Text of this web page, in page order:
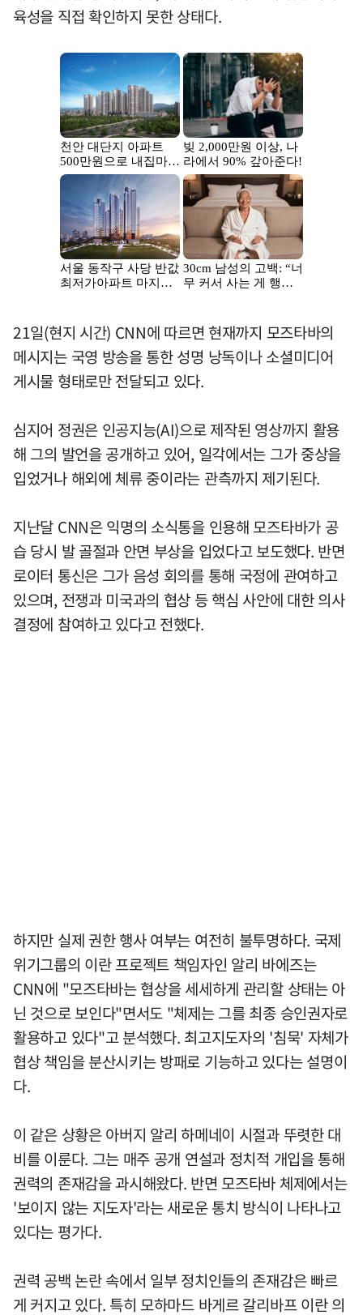
육성을 직접 확인하지 못한 상태다.
21일(현지 시간) CNN에 따르면 현재까지 모즈타바의
메시지는 국영 방송을 통한 성명 낭독이나 소셜미디어
게시물 형태로만 전달되고 있다.
심지어 정권은 인공지능(AI)으로 제작된 영상까지 활용
해 그의 발언을 공개하고 있어, 일각에서는 그가 중상을
입었거나 해외에 체류 중이라는 관측까지 제기된다.
지난달 CNN은 익명의 소식통을 인용해 모즈타바가 공
습 당시 발 골절과 안면 부상을 입었다고 보도했다. 반면
로이터 통신은 그가 음성 회의를 통해 국정에 관여하고
있으며, 전쟁과 미국과의 협상 등 핵심 사안에 대한 의사
결정에 참여하고 있다고 전했다.
하지만 실제 권한 행사 여부는 여전히 불투명하다. 국제
위기그룹의 이란 프로젝트 책임자인 알리 바에즈는
CNN에 "모즈타바는 협상을 세세하게 관리할 상태는 아
닌 것으로 보인다"면서도 "체제는 그를 최종 승인권자로
활용하고 있다"고 분석했다. 최고지도자의 '침묵' 자체가
협상 책임을 분산시키는 방패로 기능하고 있다는 설명이
다.
이 같은 상황은 아버지 알리 하메네이 시절과 뚜렷한 대
비를 이룬다. 그는 매주 공개 연설과 정치적 개입을 통해
권력의 존재감을 과시해왔다. 반면 모즈타바 체제에서는
'보이지 않는 지도자'라는 새로운 통치 방식이 나타나고
있다는 평가다.
권력 공백 논란 속에서 일부 정치인들의 존재감은 빠르
게 커지고 있다. 특히 모하마드 바게르 갈리바프 이란 의